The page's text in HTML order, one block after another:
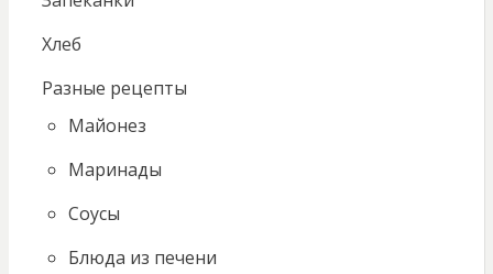
Хлеб
Разные рецепты
Майонез
Маринады
Соусы
Блюда из печени